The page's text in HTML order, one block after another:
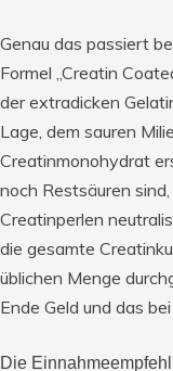
Genau das passiert
Formel „Creatin
der extradicken
Lage, dem sauren
Creatinmonohydrat
noch Restsäuren
Creatinperlen
die gesamte
üblichen Menge
Ende Geld und das
Die